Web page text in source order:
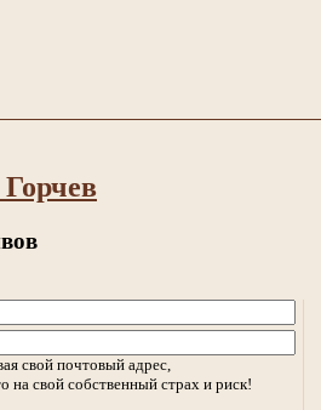
свой почтовый адрес,
на свой собственный страх и риск!